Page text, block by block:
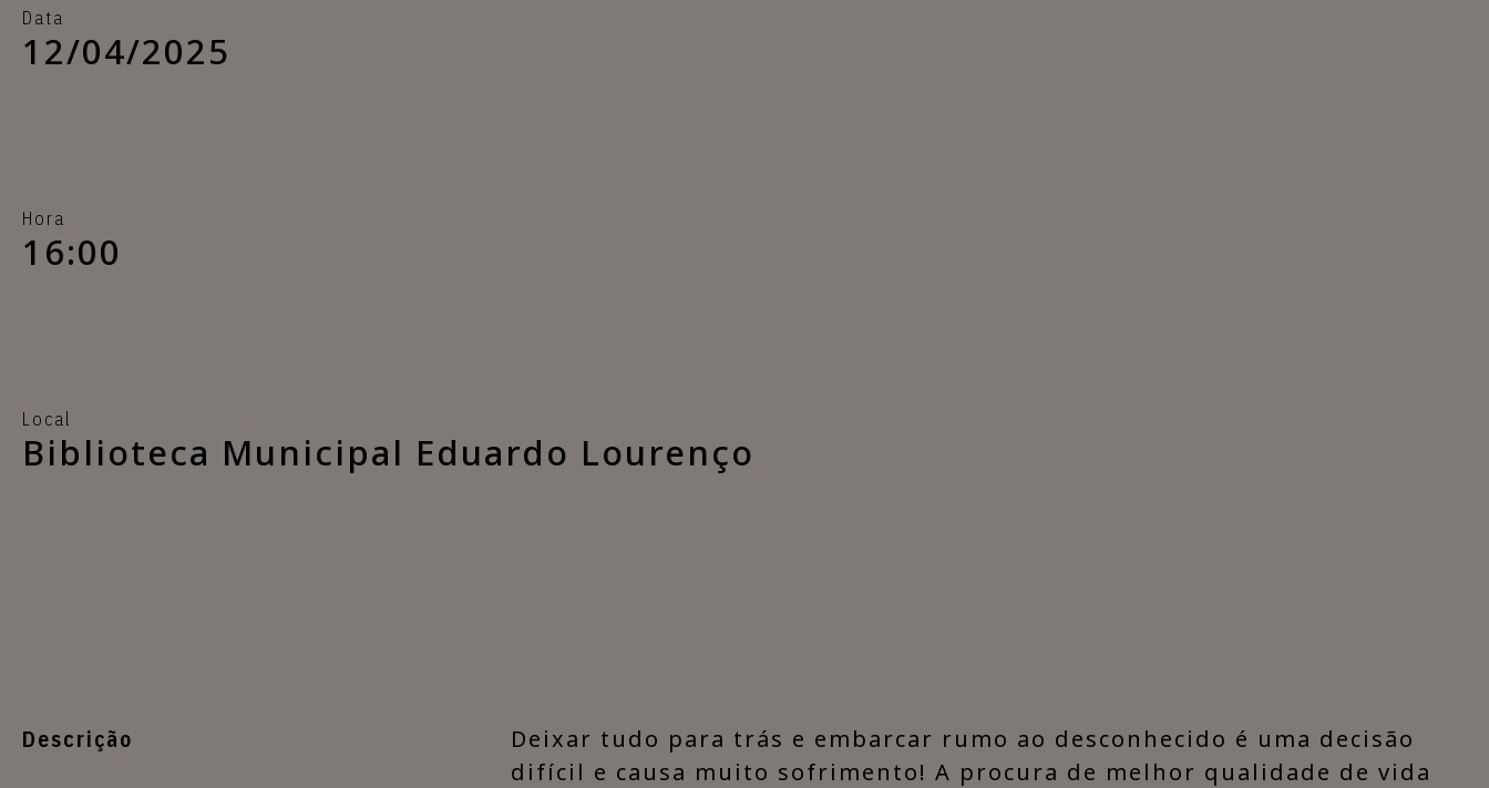
Data
12/04/2025
Hora
16:00
Local
Biblioteca Municipal Eduardo Lourenço
Descrição
​Deixar tudo para trás e embarcar rumo ao desconhecido é uma decisão
difícil e causa muito sofrimento! A procura de melhor qualidade de vida